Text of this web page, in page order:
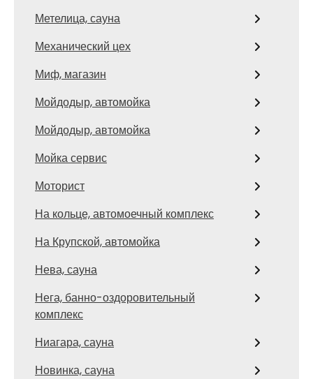
Метелица, сауна
Механический цех
Миф, магазин
Мойдодыр, автомойка
Мойдодыр, автомойка
Мойка сервис
Моторист
На кольце, автомоечный комплекс
На Крупской, автомойка
Нева, сауна
Нега, банно-оздоровительный
комплекс
Ниагара, сауна
Новинка, сауна